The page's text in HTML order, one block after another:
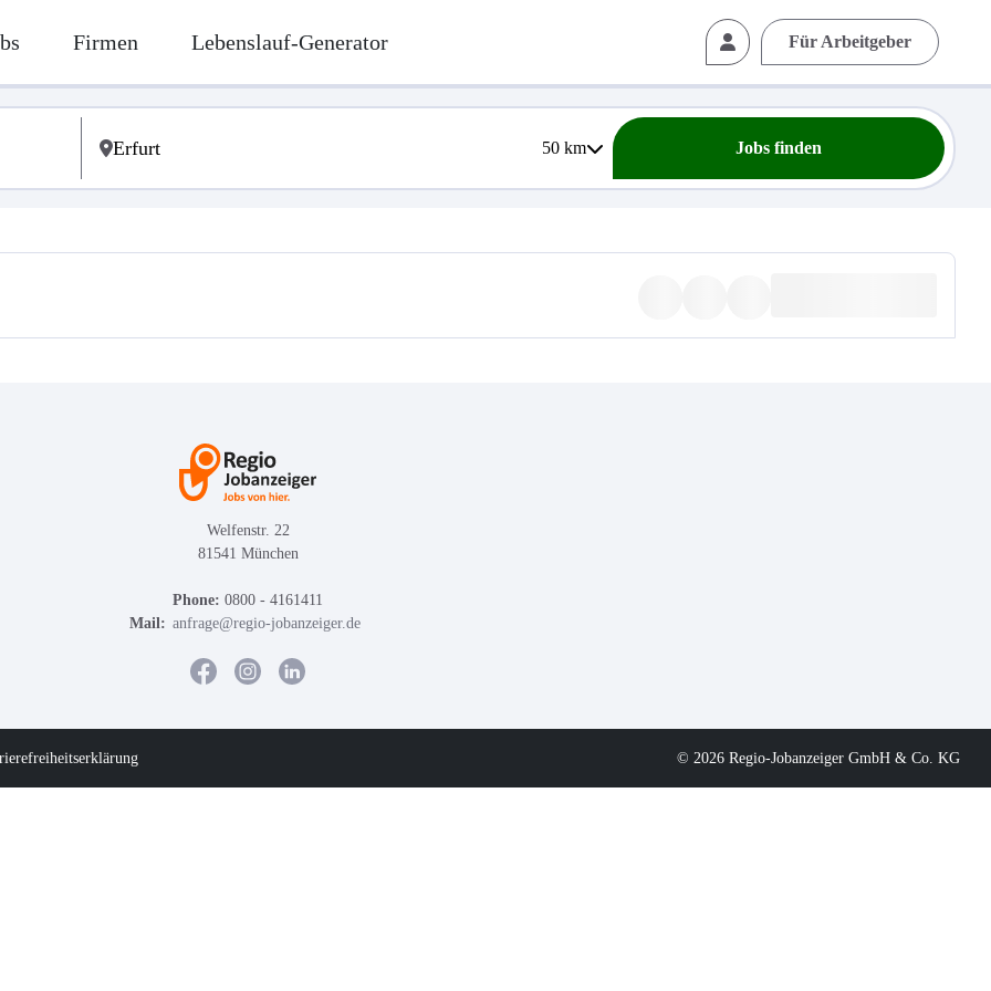
Firmen Lebenslauf-Generator Für Arbeitgeber
50km Jobs finden
Welfenstr. 22
81541 München
Phone: 0800 - 4161411
Mail: anfrage@regio-jobanzeiger.de
© 2026 Regio-Jobanzeiger GmbH & Co. KG